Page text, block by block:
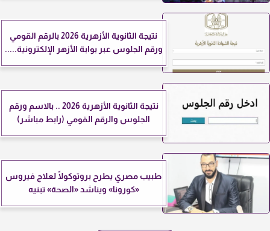
نتيجة الثانوية الأزهرية 2026 بالرقم القومي
ورقم الجلوس عبر بوابة الأزهر الإلكترونية.....
نتيجة الثانوية الأزهرية 2026 .. بالاسم ورقم
الجلوس والرقم القومي (رابط مباشر)
طبيب مصري يطرح بروتوكولًا لعلاج فيروس
«كورونا» ويناشد «الصحة» تبنيه